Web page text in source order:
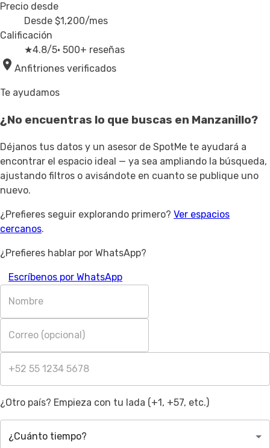
Precio desde
Desde $1,200/mes
Calificación
★4.8/5· 500+ reseñas
Anfitriones verificados
Te ayudamos
¿No encuentras lo que buscas en Manzanillo?
Déjanos tus datos y un asesor de SpotMe te ayudará a
encontrar el espacio ideal — ya sea ampliando la búsqueda,
ajustando filtros o avisándote en cuanto se publique uno
nuevo.
¿Prefieres seguir explorando primero? Ver espacios
cercanos.
¿Prefieres hablar por WhatsApp?
Escríbenos por WhatsApp
¿Otro país? Empieza con tu lada (+1, +57, etc.)
¿Cuánto tiempo?